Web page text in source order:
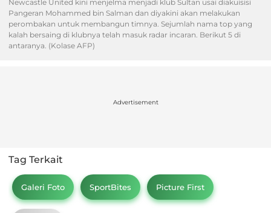
Newcastle United kini menjelma menjadi klub Sultan usai diakuisisi
Pangeran Mohammed bin Salman dan diyakini akan melakukan
perombakan untuk membangun timnya. Sejumlah nama top yang
kalah bersaing di klubnya telah masuk radar incaran. Berikut 5 di
antaranya. (Kolase AFP)
Advertisement
Tag Terkait
Galeri Foto SportBites Picture First